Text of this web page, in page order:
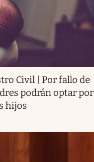
Civil | Por fallo de
podrán optar por
hijos